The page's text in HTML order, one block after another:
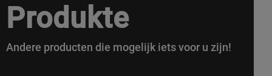
Produkte
Andere producten die mogelijk iets voor u zijn!